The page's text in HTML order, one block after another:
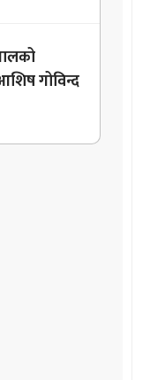
गोविन्द